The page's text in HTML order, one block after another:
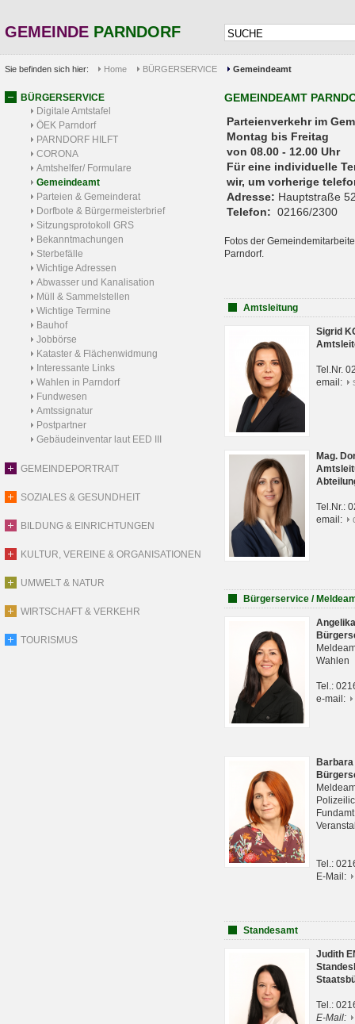
GEMEINDE PARNDORF
Sie befinden sich hier: Home BÜRGERSERVICE Gemeindeamt
BÜRGERSERVICE
Digitale Amtstafel
ÖEK Parndorf
PARNDORF HILFT
CORONA
Amtshelfer/ Formulare
Gemeindeamt
Parteien & Gemeinderat
Dorfbote & Bürgermeisterbrief
Sitzungsprotokoll GRS
Bekanntmachungen
Sterbefälle
Wichtige Adressen
Abwasser und Kanalisation
Müll & Sammelstellen
Wichtige Termine
Bauhof
Jobbörse
Kataster & Flächenwidmung
Interessante Links
Wahlen in Parndorf
Fundwesen
Amtssignatur
Postpartner
Gebäudeinventar laut EED III
GEMEINDEPORTRAIT
SOZIALES & GESUNDHEIT
BILDUNG & EINRICHTUNGEN
KULTUR, VEREINE & ORGANISATIONEN
UMWELT & NATUR
WIRTSCHAFT & VERKEHR
TOURISMUS
GEMEINDEAMT
Parteienverkehr
Montag bis Freitag
von 08.00 - 12.00 Uhr
Für eine individuelle
wir, um vorherige
Adresse: Hauptstraße
Telefon: 02166/2300
Fotos der
Parndorf.
Amtsleitung
Sigrid
Tel.Nr.
email:
Mag.
Tel.Nr.:
email:
Bürgerservice /
Wahlen
Tel.:
e-mail:
Tel.:
E-Mail:
Standesamt
Judith
Tel.:
E-Mail: